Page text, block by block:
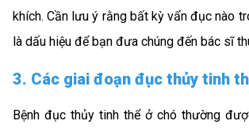
khích. Cần lưu ý rằng bất kỳ vẩn đục nào
là dấu hiệu để bạn đưa chúng đến bác sĩ
3. Các giai đoạn đục thủy tinh
Bệnh đục thủy tinh thể ở chó thường